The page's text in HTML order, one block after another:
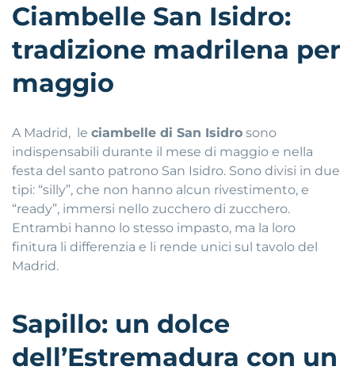
Ciambelle San Isidro:
tradizione madrilena per
maggio
A Madrid, le ciambelle di San Isidro sono
indispensabili durante il mese di maggio e nella
festa del santo patrono San Isidro. Sono divisi in due
tipi: “silly”, che non hanno alcun rivestimento, e
“ready”, immersi nello zucchero di zucchero.
Entrambi hanno lo stesso impasto, ma la loro
finitura li differenzia e li rende unici sul tavolo del
Madrid.
Sapillo: un dolce
dell’Estremadura con un